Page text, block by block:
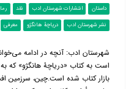
داستان انتشارات شهرستان ادب نقد
نشر شهرستان ادب
دریاچۀ هانگژو معرفی
شهرستان ادب: آنچه در ادامه
است به کتاب «دریاچۀ هانگژو» که
بازار کتاب شده است.چین، سرزمین